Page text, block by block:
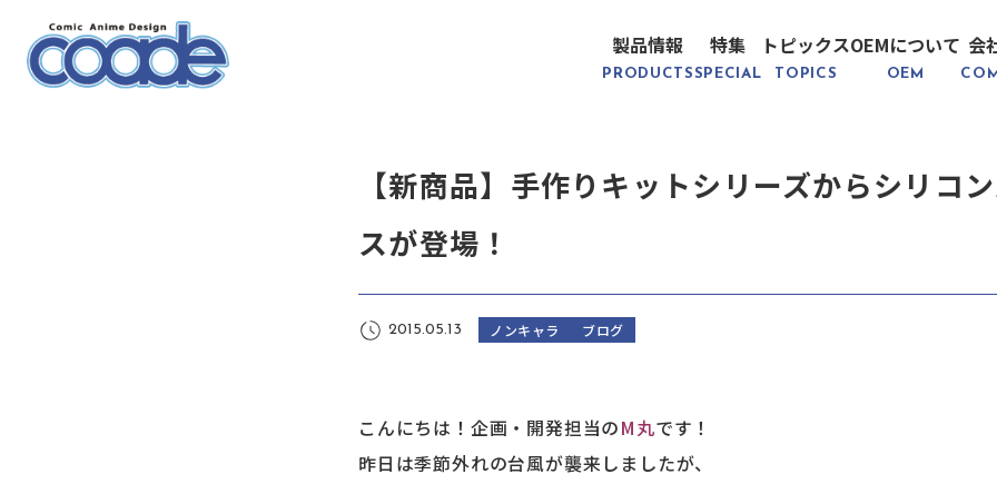
製品情報
PRODUCTS
特集
SPECIAL
トピックス
TOPICS
OEMについて
OEM
会
【新商品】手作りキットシリーズからシリコ
スが登場！
2015.05.13 ノンキャラ ブログ
こんにちは！企画・開発担当のM丸です！
昨日は季節外れの台風が襲来しましたが、